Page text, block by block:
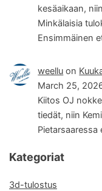
kesäaikaan,
Minkälaisia
Ensimmäinen
weellu on
March 25,
Kiitos OJ
tiedät, niin
Pietarsaaressa
Kategoriat
3d-tulostus